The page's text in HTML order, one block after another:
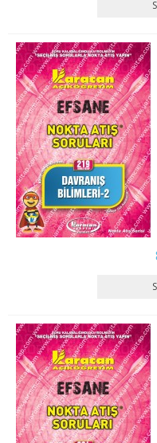
2. SINIF 4. YARIYIL
3. SINIF 5. YARIYIL
3. SINIF 6. YARIYIL
4. SINIF 7. YARIYIL
4. SINIF 8. YARIYIL
1. SINIF 1. YARIYIL
2. SINIF 3. YARIYIL
2. SINIF 4. YARIYIL
3. SINIF 5. YARIYIL